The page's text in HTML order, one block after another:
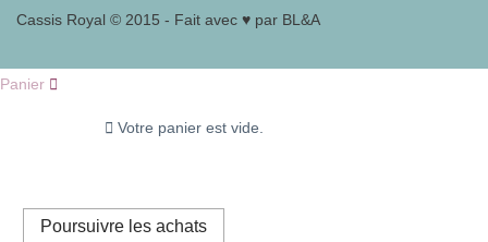
Cassis Royal © 2015 - Fait avec ♥ par BL&A
Panier
Votre panier est vide.
Poursuivre les achats